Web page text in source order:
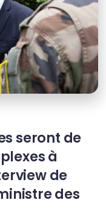
seront de
à
de
des